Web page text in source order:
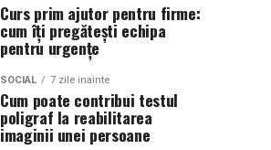
Curs prim ajutor pentru firme:
cum îți pregătești echipa
pentru urgențe
SOCIAL 7 zile inainte
Cum poate contribui testul
poligraf la reabilitarea
imaginii unei persoane